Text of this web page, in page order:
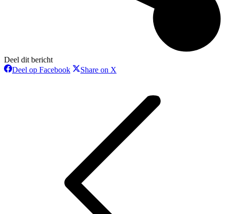
Deel dit bericht
Deel op FacebookDeelShare on X